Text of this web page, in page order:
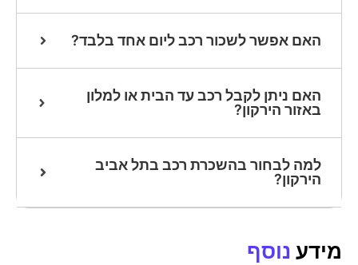
האם אפשר לשכור רכב ליום אחד בלבד?
האם ניתן לקבל רכב עד הבית או למלון
באזור הירקון?
למה לבחור בהשכרת רכב בתל אביב
הירקון?
מידע נוסף